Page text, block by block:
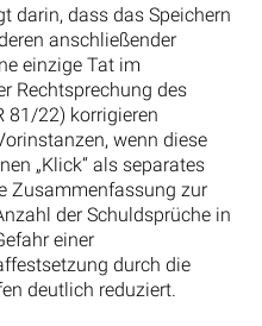
darin, dass das Speichern
anschließender
einzige Tat im
Rechtsprechung des
81/22) korrigieren
wenn diese
„Klick“ als separates
Zusammenfassung zur
der Schuldsprüche in
einer
durch die
deutlich reduziert.